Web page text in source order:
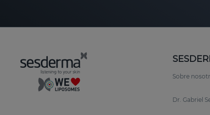
Sobre
Dr. Gabriel